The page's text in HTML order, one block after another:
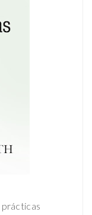
prácticas